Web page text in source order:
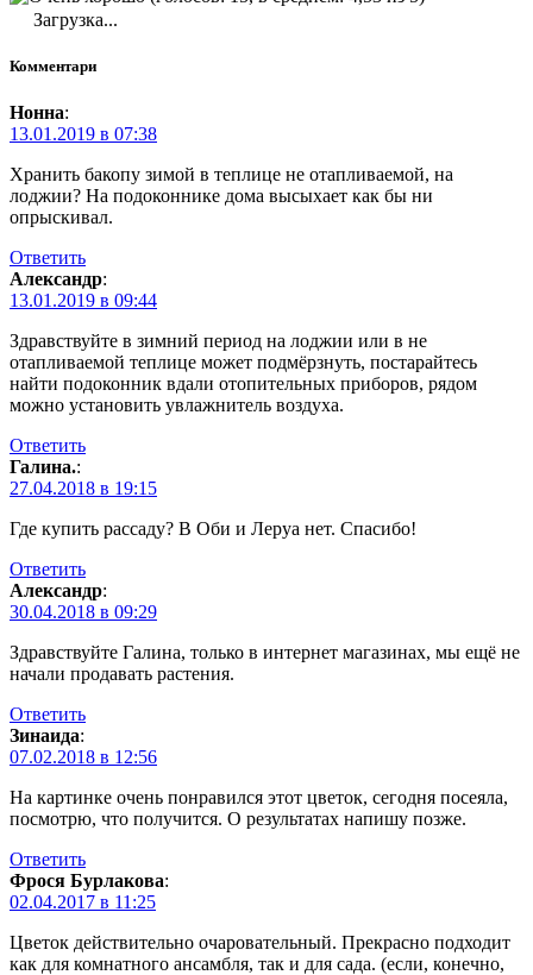
Загрузка...
Комментари
Нонна:
13.01.2019 в 07:38
Хранить бакопу зимой в теплице не отапливаемой, на
лоджии? На подоконнике дома высыхает как бы ни
опрыскивал.
Ответить
Александр:
13.01.2019 в 09:44
Здравствуйте в зимний период на лоджии или в не
отапливаемой теплице может подмёрзнуть, постарайтесь
найти подоконник вдали отопительных приборов, рядом
можно установить увлажнитель воздуха.
Ответить
Галина.:
27.04.2018 в 19:15
Где купить рассаду? В Оби и Леруа нет. Спасибо!
Ответить
Александр:
30.04.2018 в 09:29
Здравствуйте Галина, только в интернет магазинах, мы ещё не
начали продавать растения.
Ответить
Зинаида:
07.02.2018 в 12:56
На картинке очень понравился этот цветок, сегодня посеяла,
посмотрю, что получится. О результатах напишу позже.
Ответить
Фрося Бурлакова:
02.04.2017 в 11:25
Цветок действительно очаровательный. Прекрасно подходит
как для комнатного ансамбля, так и для сада. (если, конечно,